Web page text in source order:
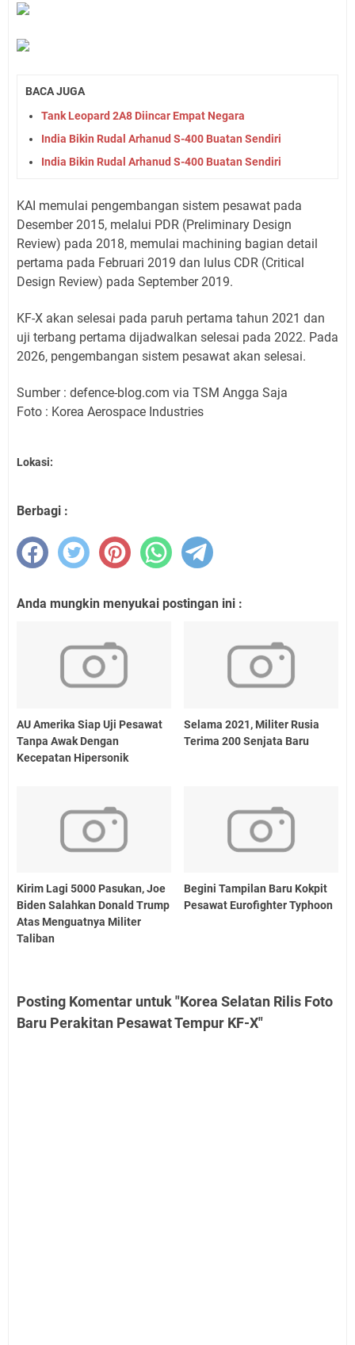
BACA JUGA
Tank Leopard 2A8 Diincar Empat Negara
India Bikin Rudal Arhanud S-400 Buatan Sendiri
India Bikin Rudal Arhanud S-400 Buatan Sendiri
KAI memulai pengembangan sistem pesawat pada
Desember 2015, melalui PDR (Preliminary Design
Review) pada 2018, memulai machining bagian detail
pertama pada Februari 2019 dan lulus CDR (Critical
Design Review) pada September 2019.
KF-X akan selesai pada paruh pertama tahun 2021 dan
uji terbang pertama dijadwalkan selesai pada 2022. Pada
2026, pengembangan sistem pesawat akan selesai.
Sumber : defence-blog.com via TSM Angga Saja
Foto : Korea Aerospace Industries
Lokasi:
Berbagi :
Anda mungkin menyukai postingan ini :
AU Amerika Siap Uji Pesawat
Tanpa Awak Dengan
Kecepatan Hipersonik
Selama 2021, Militer Rusia
Terima 200 Senjata Baru
Kirim Lagi 5000 Pasukan, Joe
Biden Salahkan Donald Trump
Atas Menguatnya Militer
Taliban
Begini Tampilan Baru Kokpit
Pesawat Eurofighter Typhoon
Posting Komentar untuk "Korea Selatan Rilis Foto
Baru Perakitan Pesawat Tempur KF-X"